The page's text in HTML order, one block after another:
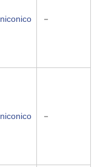
niconico －
niconico －